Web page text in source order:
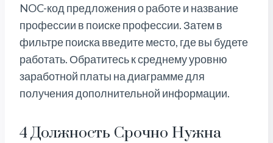
NOC-код предложения о работе и название
профессии в поиске профессии. Затем в
фильтре поиска введите место, где вы будете
работать. Обратитесь к среднему уровню
заработной платы на диаграмме для
получения дополнительной информации.
4 Должность Срочно Нужна